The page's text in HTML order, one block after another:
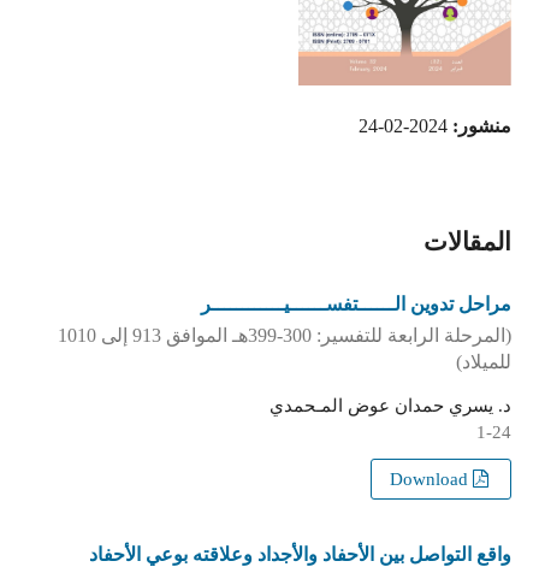
منشور: 2024-02-24
المقالات
مراحل تدوين الــــــتفســــــيــــــــــــر
(المرحلة الرابعة للتفسير: 300-399هـ الموافق 913 إلى 1010
للميلاد)
د. يسري حمدان عوض المـحمدي
1-24
واقع التواصل بين الأحفاد والأجداد وعلاقته بوعي الأحفاد